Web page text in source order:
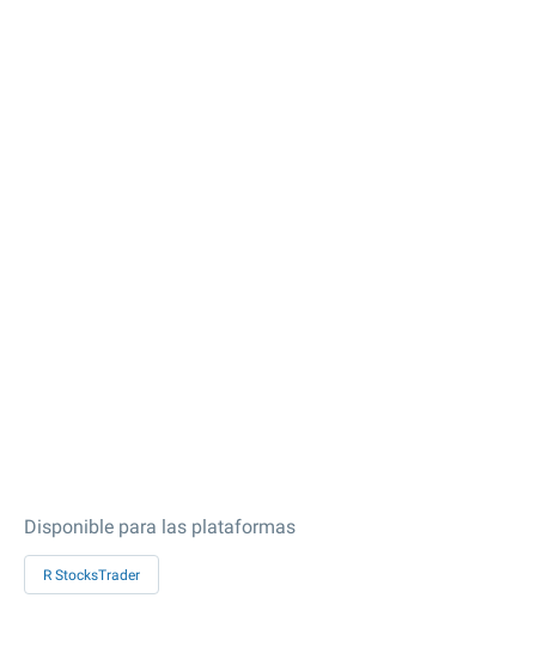
Disponible para las plataformas
R StocksTrader